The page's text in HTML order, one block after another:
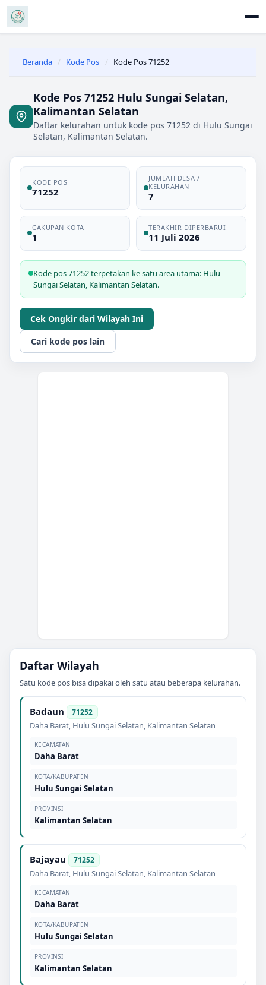
Beranda / Kode Pos / Kode Pos 71252
Kode Pos 71252 Hulu Sungai Selatan,
Kalimantan Selatan
Daftar kelurahan untuk kode pos 71252 di Hulu Sungai
Selatan, Kalimantan Selatan.
KODE POS
71252
JUMLAH DESA /
KELURAHAN
7
CAKUPAN KOTA
1
TERAKHIR DIPERBARUI
11 Juli 2026
Kode pos 71252 terpetakan ke satu area utama: Hulu
Sungai Selatan, Kalimantan Selatan.
Cek Ongkir dari Wilayah Ini
Cari kode pos lain
Daftar Wilayah
Satu kode pos bisa dipakai oleh satu atau beberapa kelurahan.
Badaun 71252
Daha Barat, Hulu Sungai Selatan, Kalimantan Selatan
KECAMATAN
Daha Barat
KOTA/KABUPATEN
Hulu Sungai Selatan
PROVINSI
Kalimantan Selatan
Bajayau 71252
Daha Barat, Hulu Sungai Selatan, Kalimantan Selatan
KECAMATAN
Daha Barat
KOTA/KABUPATEN
Hulu Sungai Selatan
PROVINSI
Kalimantan Selatan